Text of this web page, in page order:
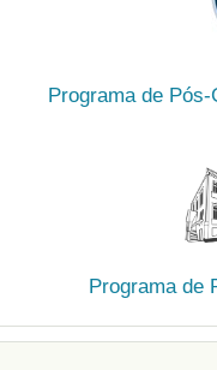
Programa de
Programa de